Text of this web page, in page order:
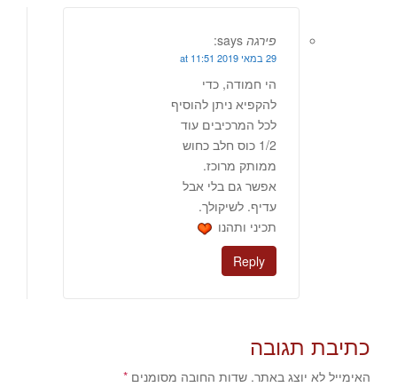
פירגה says:
29 במאי 2019 at 11:51
הי חמודה, כדי
להקפיא ניתן להוסיף
לכל המרכיבים עוד
1/2 כוס חלב כחוש
ממותק מרוכז.
אפשר גם בלי אבל
עדיף. לשיקולך.
תכיני ותהנו
Reply
כתיבת תגובה
האימייל לא יוצג באתר. שדות החובה מסומנים *